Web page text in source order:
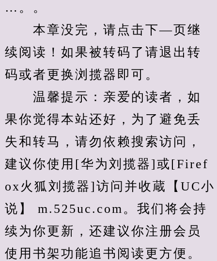
…。。
本章没完，请点击下—页继
续阅读！如果被转码了请退出转
码或者更换浏揽器即可。
温馨提示：亲爱的读者，如
果你觉得本站还好，为了避免丢
失和转马，请勿依赖搜索访问，
建议你使用[华为刘揽器]或[Firef
ox火狐刘揽器]访问并收蔵【UC小
说】 m.525uc.com。我们将会持
续为你更新，还建议你注册会员
使用书架功能追书阅读更方便。